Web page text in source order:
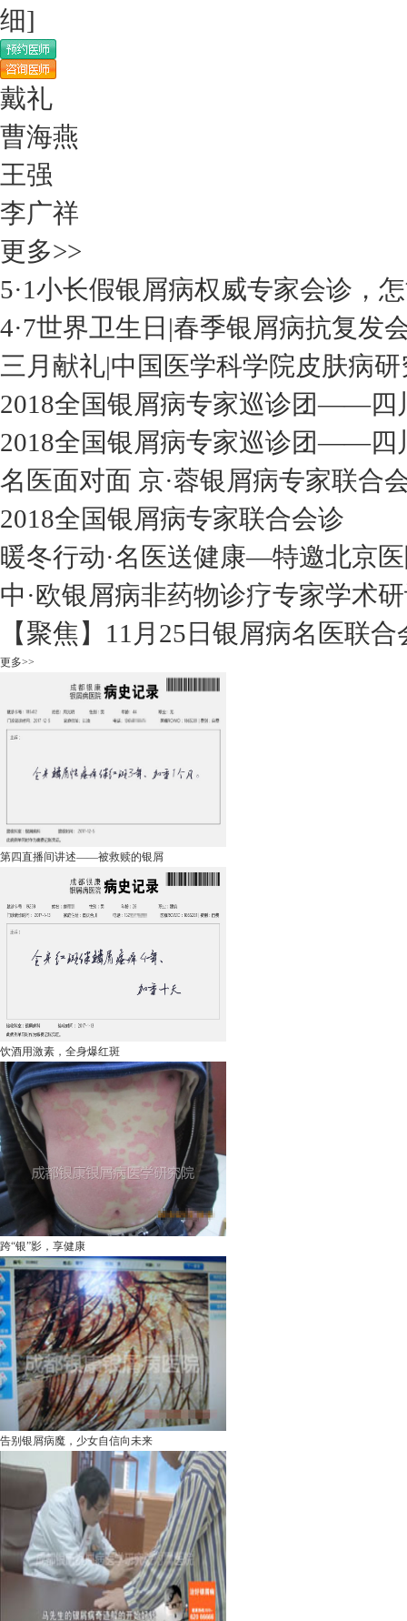
细]
戴礼
曹海燕
王强
李广祥
更多>>
5·1小长假银屑病权威专家会诊，
4·7世界卫生日|春季银屑病抗复发
三月献礼|中国医学科学院皮肤病
2018全国银屑病专家巡诊团——四
2018全国银屑病专家巡诊团——四
名医面对面 京·蓉银屑病专家联合
2018全国银屑病专家联合会诊
暖冬行动·名医送健康—特邀北京
中·欧银屑病非药物诊疗专家学术
【聚焦】11月25日银屑病名医联合
更多>>
第四直播间讲述——被救赎的银屑
饮酒用激素，全身爆红斑
跨“银”影，享健康
告别银屑病魔，少女自信向未来